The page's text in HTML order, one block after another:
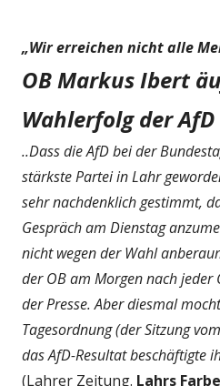
„Wir erreichen nicht alle
OB Markus Ibert
Wahlerfolg der
..Dass die AfD bei der
stärkste Partei in Lahr
sehr nachdenklich gestimmt,
Gespräch am Dienstag
nicht wegen der Wahl
der OB am Morgen nach
der Presse. Aber diesmal
Tagesordnung (der Sitzung
das AfD-Resultat beschäftigte
(Lahrer Zeitung. Lahrs